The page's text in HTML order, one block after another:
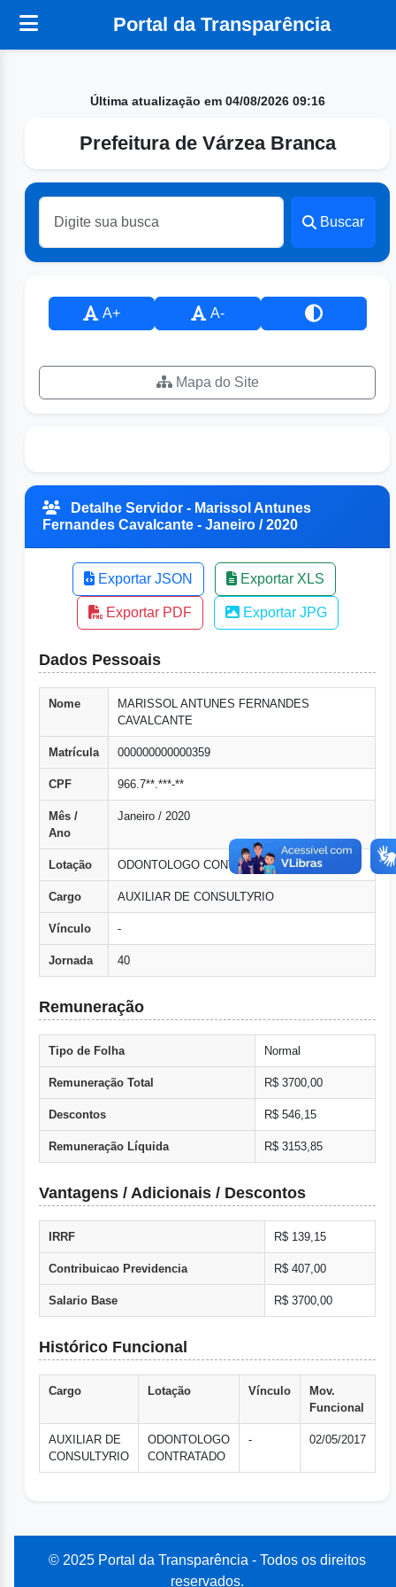
Portal da Transparência
Última atualização em 04/08/2026 09:16
Prefeitura de Várzea Branca
Buscar
A+ A-
Mapa do Site
Detalhe Servidor - Marissol Antunes
Fernandes Cavalcante - Janeiro / 2020
Exportar JSON Exportar XLS
Exportar PDF Exportar JPG
Dados Pessoais
Nome
MARISSOL ANTUNES FERNANDES
CAVALCANTE
Matrícula 000000000000359
CPF 966.7**.***-**
Mês /
Ano
Janeiro / 2020
Lotação ODONTOLOGO CONTRATADO
Cargo AUXILIAR DE CONSULTУRIO
Vínculo -
Jornada 40
Remuneração
Tipo de Folha Normal
Remuneração Total R$ 3700,00
Descontos R$ 546,15
Remuneração Líquida R$ 3153,85
Vantagens / Adicionais / Descontos
IRRF R$ 139,15
Contribuicao Previdencia R$ 407,00
Salario Base R$ 3700,00
Histórico Funcional
Cargo Lotação Vínculo
Mov.
Funcional
AUXILIAR DE
CONSULTУRIO
ODONTOLOGO
CONTRATADO
- 02/05/2017
© 2025 Portal da Transparência - Todos os direitos
reservados.